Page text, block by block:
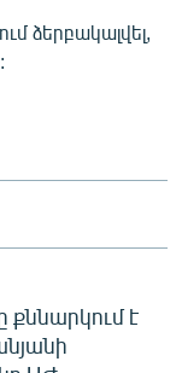
ձերբակալվել,
է